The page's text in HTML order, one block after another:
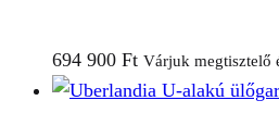
694 900 Ft Várjuk megtisztelő